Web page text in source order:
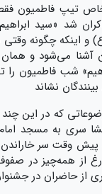
تیپ فاطمیون فقط
شد «سید
اینکه چگونه وقتی
آشنا می‌شود و
شب فاطمیون
نشاند
که در این چند
سری به مسجد امام
پیش وقت سر خاراندن
از همه‌چیز در
از حاضران در